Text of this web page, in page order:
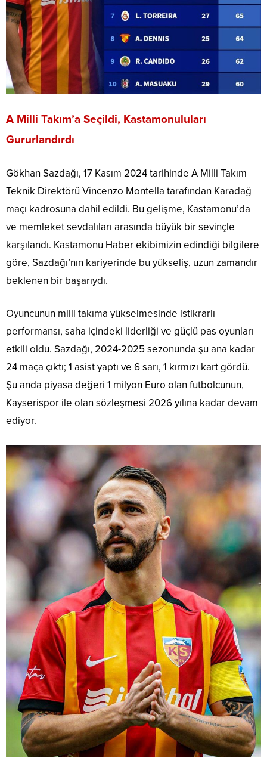
A Milli Takım’a Seçildi, Kastamonuluları
Gururlandırdı
Gökhan Sazdağı, 17 Kasım 2024 tarihinde A Milli Takım
Teknik Direktörü Vincenzo Montella tarafından Karadağ
maçı kadrosuna dahil edildi. Bu gelişme, Kastamonu’da
ve memleket sevdalıları arasında büyük bir sevinçle
karşılandı. Kastamonu Haber ekibimizin edindiği bilgilere
göre, Sazdağı’nın kariyerinde bu yükseliş, uzun zamandır
beklenen bir başarıydı.
Oyuncunun milli takıma yükselmesinde istikrarlı
performansı, saha içindeki liderliği ve güçlü pas oyunları
etkili oldu. Sazdağı, 2024-2025 sezonunda şu ana kadar
24 maça çıktı; 1 asist yaptı ve 6 sarı, 1 kırmızı kart gördü.
Şu anda piyasa değeri 1 milyon Euro olan futbolcunun,
Kayserispor ile olan sözleşmesi 2026 yılına kadar devam
ediyor.